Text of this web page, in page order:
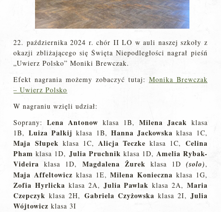
22. października 2024 r. chór II LO w auli naszej szkoły z
okazji zbliżającego się Święta Niepodległości nagrał pieśń
„Uwierz Polsko” Moniki Brewczak.
Efekt nagrania możemy zobaczyć tutaj: Monika Brewczak
– Uwierz Polsko
W nagraniu wzięli udział:
Soprany:Lena Antonow klasa 1B, Milena Jacak klasa
1B, Luiza Palkij klasa 1B, Hanna Jackowska klasa 1C,
Maja Słupek klasa 1C,Alicja Teczke klasa 1C, Celina
Pham klasa 1D, Julia Pruchnik klasa 1D, Amelia Rybak-
Videira klasa 1D, Magdalena Żurek klasa 1D (solo),
Maja Affeltowicz klasa 1E,Milena Konieczna klasa 1G,
Zofia Hyrlicka klasa 2A, Julia Pawlak klasa 2A, Maria
Czepczyk klasa 2H, Gabriela Czyżowska klasa 2I, Julia
Wójtowicz klasa 3I